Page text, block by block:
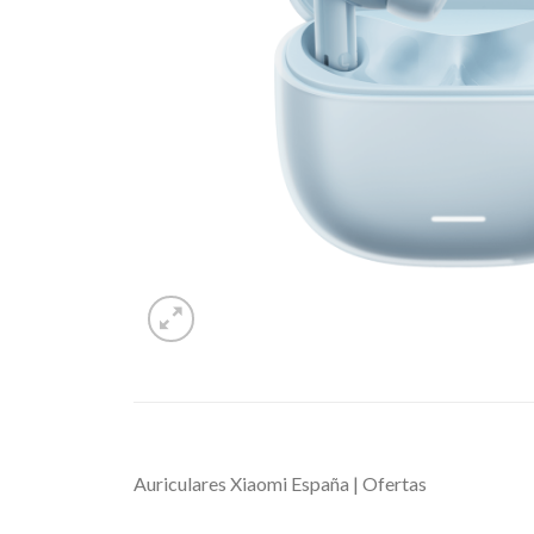
Auriculares Xiaomi España | Ofertas